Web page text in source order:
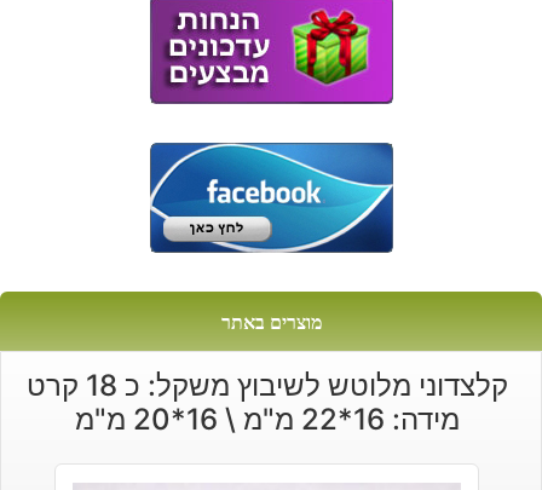
מוצרים באתר
קלצדוני מלוטש לשיבוץ משקל: כ 18 קרט
מידה: 16*22 מ"מ \ 16*20 מ"מ